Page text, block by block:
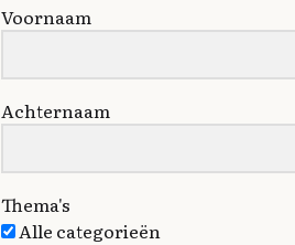
Voornaam
Achternaam
Thema's
Alle categorieën